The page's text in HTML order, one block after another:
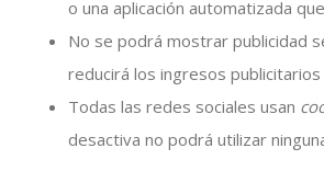
o una aplicación automatizada
No se podrá mostrar publicidad
reducirá los ingresos
Todas las redes sociales usan
desactiva no podrá utilizar